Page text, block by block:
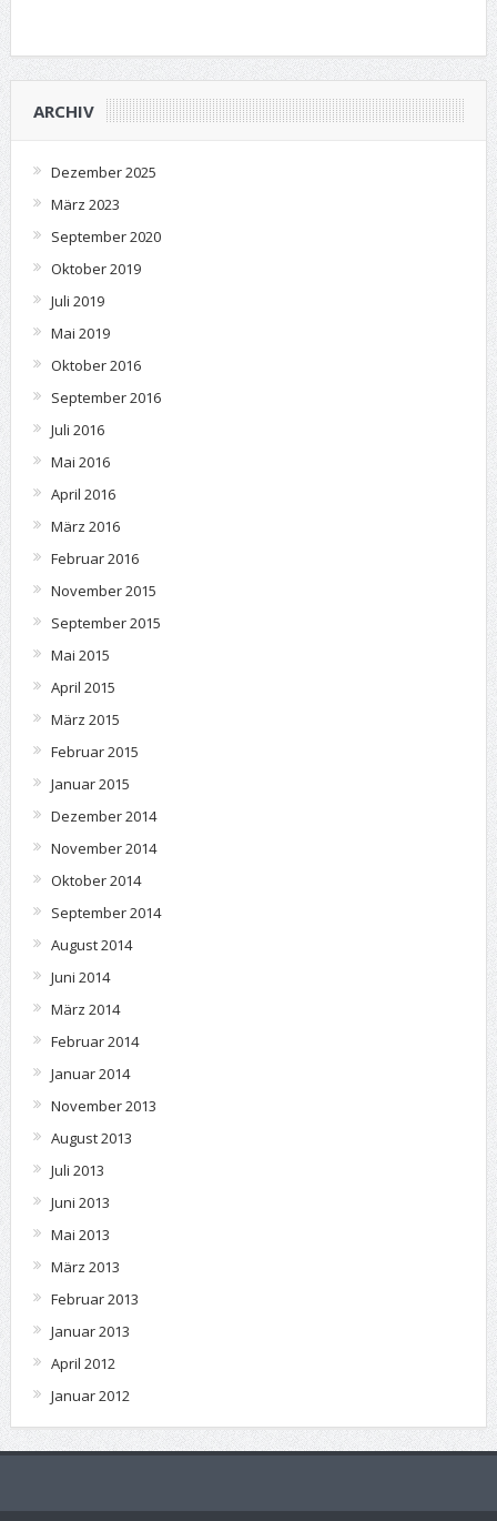
ARCHIV
Dezember 2025
März 2023
September 2020
Oktober 2019
Juli 2019
Mai 2019
Oktober 2016
September 2016
Juli 2016
Mai 2016
April 2016
März 2016
Februar 2016
November 2015
September 2015
Mai 2015
April 2015
März 2015
Februar 2015
Januar 2015
Dezember 2014
November 2014
Oktober 2014
September 2014
August 2014
Juni 2014
März 2014
Februar 2014
Januar 2014
November 2013
August 2013
Juli 2013
Juni 2013
Mai 2013
März 2013
Februar 2013
Januar 2013
April 2012
Januar 2012